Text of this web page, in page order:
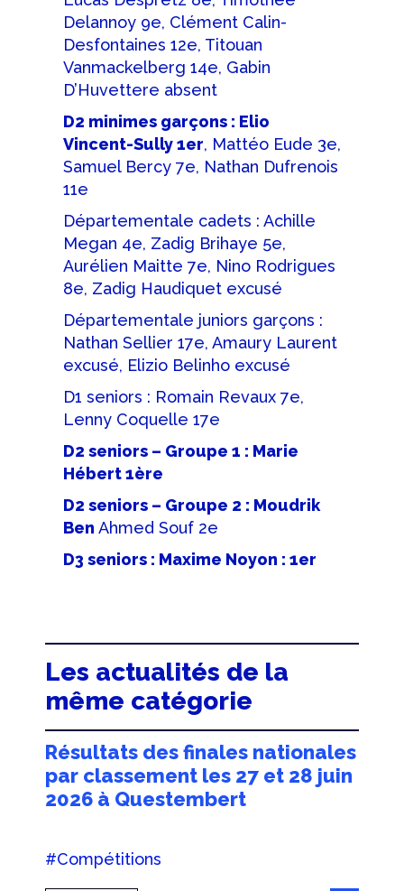
Delannoy 9e, Clément Calin-
Desfontaines 12e, Titouan
Vanmackelberg 14e, Gabin
D’Huvettere absent
D2 minimes garçons : Elio
Vincent-Sully 1er, Mattéo Eude 3e,
Samuel Bercy 7e, Nathan Dufrenois
11e
Départementale cadets : Achille
Megan 4e, Zadig Brihaye 5e,
Aurélien Maitte 7e, Nino Rodrigues
8e, Zadig Haudiquet excusé
Départementale juniors garçons :
Nathan Sellier 17e, Amaury Laurent
excusé, Elizio Belinho excusé
D1 seniors : Romain Revaux 7e,
Lenny Coquelle 17e
D2 seniors – Groupe 1 : Marie
Hébert 1ère
D2 seniors – Groupe 2 : Moudrik
Ben Ahmed Souf 2e
D3 seniors : Maxime Noyon : 1er
Les actualités de la
même catégorie
Résultats des finales nationales
par classement les 27 et 28 juin
2026 à Questembert
#Compétitions